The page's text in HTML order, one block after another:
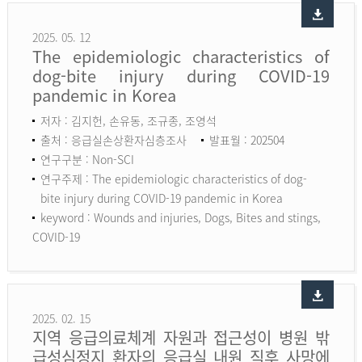
2025. 05. 12
The epidemiologic characteristics of
dog-bite injury during COVID-19
pandemic in Korea
저자 : 김지헌, 손유동, 조규종, 조영석
출처 : 응급실손상환자심층조사
발표월 : 202504
연구구분 : Non-SCI
연구주제 : The epidemiologic characteristics of dog-
bite injury during COVID-19 pandemic in Korea
keyword : Wounds and injuries, Dogs, Bites and stings,
COVID-19
2025. 02. 15
지역 응급의료체계 자원과 접근성이 병원 밖
급성심정지 환자의 응급실 내원 직후 사망에